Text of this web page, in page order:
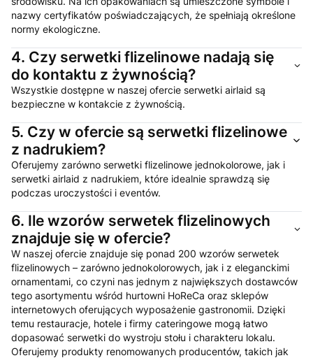
nazwy certyfikatów poświadczających, że spełniają określone
normy ekologiczne.
4. Czy serwetki flizelinowe nadają się
do kontaktu z żywnością?
Wszystkie dostępne w naszej ofercie serwetki airlaid są
bezpieczne w kontakcie z żywnością.
5. Czy w ofercie są serwetki flizelinowe
z nadrukiem?
Oferujemy zarówno serwetki flizelinowe jednokolorowe, jak i
serwetki airlaid z nadrukiem, które idealnie sprawdzą się
podczas uroczystości i eventów.
6. Ile wzorów serwetek flizelinowych
znajduje się w ofercie?
W naszej ofercie znajduje się ponad 200 wzorów serwetek
flizelinowych – zarówno jednokolorowych, jak i z eleganckimi
ornamentami, co czyni nas jednym z największych dostawców
tego asortymentu wśród hurtowni HoReCa oraz sklepów
internetowych oferujących wyposażenie gastronomii. Dzięki
temu restauracje, hotele i firmy cateringowe mogą łatwo
dopasować serwetki do wystroju stołu i charakteru lokalu.
Oferujemy produkty renomowanych producentów, takich jak